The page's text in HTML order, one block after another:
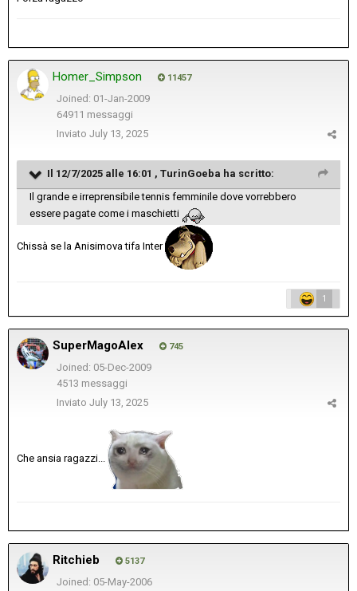
Homer_Simpson 11457
Joined: 01-Jan-2009
64911 messaggi
Inviato July 13, 2025
Il 12/7/2025 alle 16:01 , TurinGoeba ha scritto:
Il grande e irreprensibile tennis femminile dove vorrebbero
essere pagate come i maschietti
Chissà se la Anisimova tifa Inter
1
SuperMagoAlex 745
Joined: 05-Dec-2009
4513 messaggi
Inviato July 13, 2025
Che ansia ragazzi...
Ritchieb 5137
Joined: 05-May-2006